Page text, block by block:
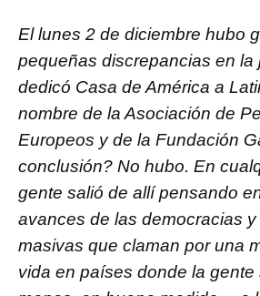
El lunes 2 de diciembre hubo
pequeñas discrepancias en la
dedicó Casa de América a
nombre de la Asociación de
Europeos y de la Fundación
conclusión? No hubo. En
gente salió de allí pensando
avances de las democracias
masivas que claman por una
vida en países donde la